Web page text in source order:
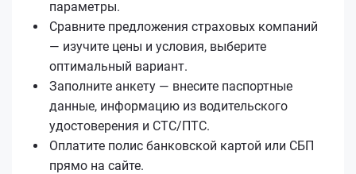
параметры.
Сравните предложения страховых компаний
— изучите цены и условия, выберите
оптимальный вариант.
Заполните анкету — внесите паспортные
данные, информацию из водительского
удостоверения и СТС/ПТС.
Оплатите полис банковской картой или СБП
прямо на сайте.